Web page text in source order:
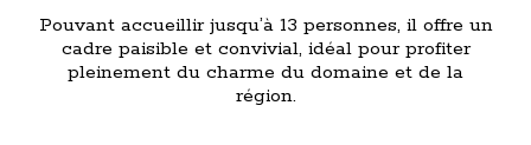
Pouvant accueillir jusqu’à 13 personnes, il offre un
cadre paisible et convivial, idéal pour profiter
pleinement du charme du domaine et de la
région.